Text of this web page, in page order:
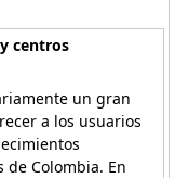
centros
un gran
a los usuarios
Colombia. En